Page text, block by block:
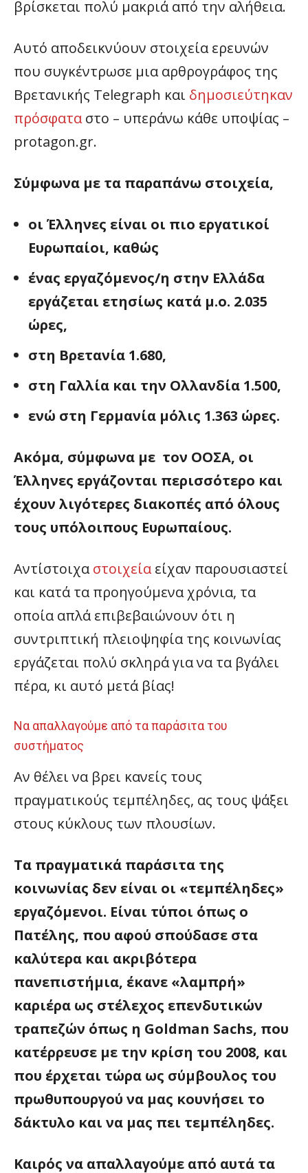
βρίσκεται πολύ μακριά από την αλήθεια.
Αυτό αποδεικνύουν στοιχεία ερευνών
που συγκέντρωσε μια αρθρογράφος της
Βρετανικής Telegraph και δημοσιεύτηκαν
πρόσφαταστο – υπεράνω κάθε υποψίας –
protagon.gr.
Σύμφωνα με τα παραπάνω στοιχεία,
οι Έλληνες είναι οι πιο εργατικοί
Ευρωπαίοι, καθώς
ένας εργαζόμενος/η στην Ελλάδα
εργάζεται ετησίως κατά μ.ο. 2.035
ώρες,
στη Βρετανία 1.680,
στη Γαλλία και την Ολλανδία 1.500,
ενώ στη Γερμανία μόλις 1.363 ώρες.
Ακόμα, σύμφωνα με τον ΟΟΣΑ, οι
Έλληνες εργάζονται περισσότερο και
έχουν λιγότερες διακοπές από όλους
τους υπόλοιπους Ευρωπαίους.
Αντίστοιχαστοιχείαείχαν παρουσιαστεί
και κατά τα προηγούμενα χρόνια, τα
οποία απλά επιβεβαιώνουν ότι η
συντριπτική πλειοψηφία της κοινωνίας
εργάζεται πολύ σκληρά για να τα βγάλει
πέρα, κι αυτό μετά βίας!
Να απαλλαγούμε από τα παράσιτα του
συστήματος
Αν θέλει να βρει κανείς τους
πραγματικούς τεμπέληδες, ας τους ψάξει
στους κύκλους των πλουσίων.
Τα πραγματικά παράσιτα της
κοινωνίας δεν είναι οι «τεμπέληδες»
εργαζόμενοι. Είναι τύποι όπως ο
Πατέλης, που αφού σπούδασε στα
καλύτερα και ακριβότερα
πανεπιστήμια, έκανε «λαμπρή»
καριέρα ως στέλεχος επενδυτικών
τραπεζών όπως η Goldman Sachs, που
κατέρρευσε με την κρίση του 2008, και
που έρχεται τώρα ως σύμβουλος του
πρωθυπουργού να μας κουνήσει το
δάκτυλο και να μας πει τεμπέληδες.
Καιρός να απαλλαγούμε από αυτά τα